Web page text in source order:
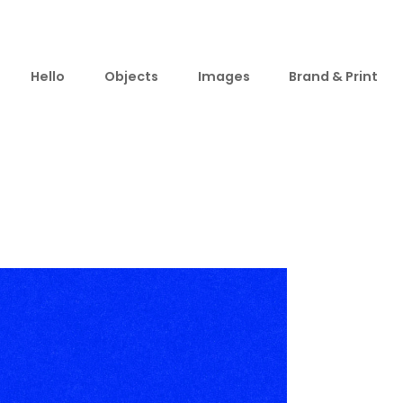
Hello Objects Images Brand & Print